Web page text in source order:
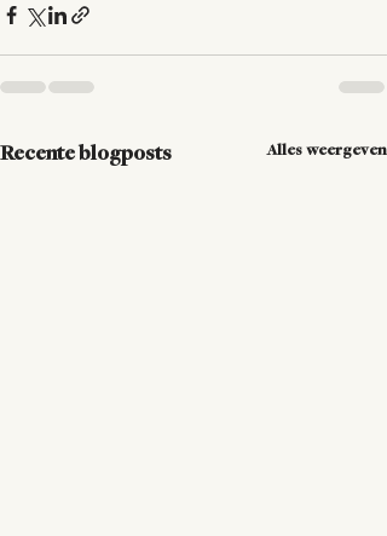
Recente blogposts Alles weergeven